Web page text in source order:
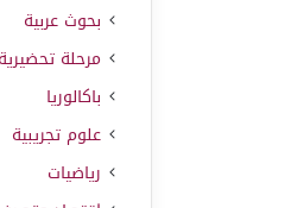
بحوث عربية
مرحلة تحضيرية
باكالوريا
علوم تجريبية
رياضيات